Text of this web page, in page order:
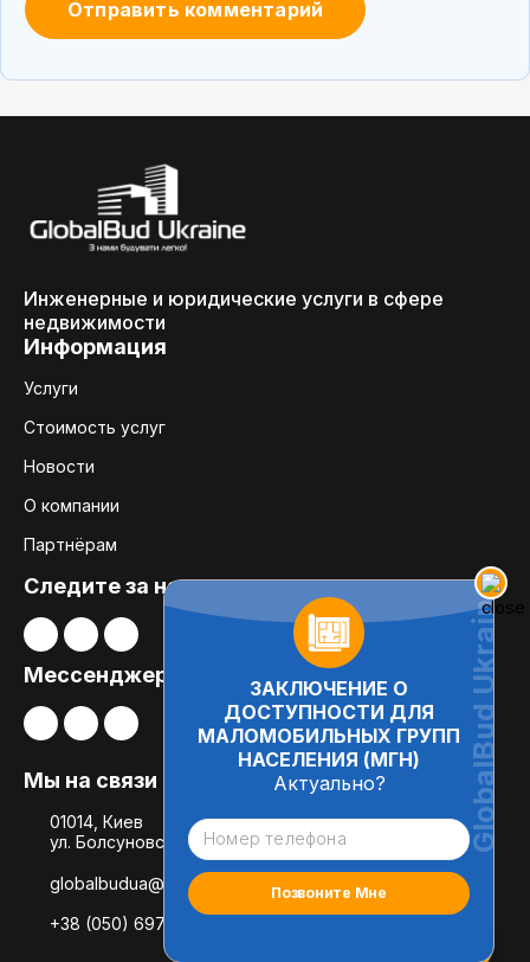
ЗАКЛЮЧЕНИЕ О
ДОСТУПНОСТИ ДЛЯ
МАЛОМОБИЛЬНЫХ ГРУПП
НАСЕЛЕНИЯ (МГН)
Актуально?
Инженерные и юридические услуги в сфере
недвижимости
Информация
Услуги
Стоимость услуг
Новости
О компании
Партнёрам
Следите за нами:
Мессенджеры
Мы на связи
01014, Киев
ул. Болсуновская, 8, офис 21
globalbudua@gmail.com
+38 (050) 697-78-54